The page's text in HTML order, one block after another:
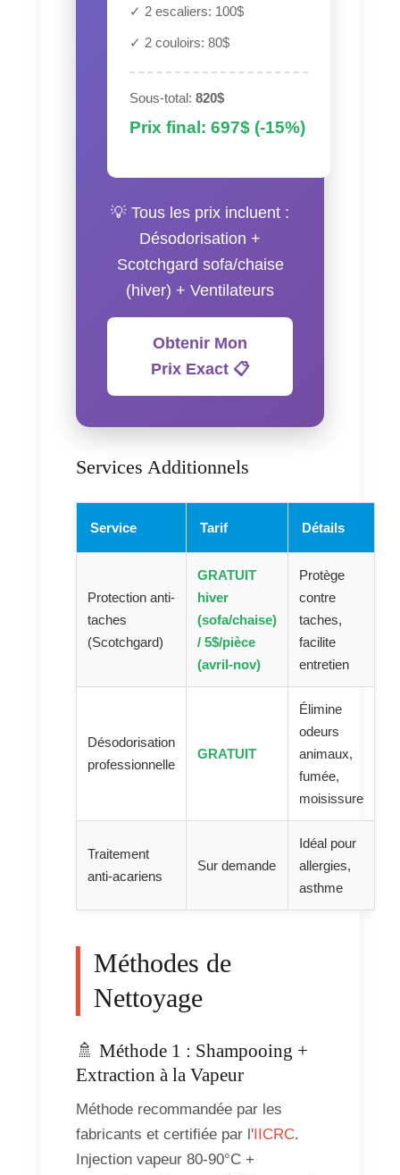
✓ 2 escaliers: 100$
✓ 2 couloirs: 80$
Sous-total: 820$
Prix final: 697$ (-15%)
💡 Tous les prix incluent :
Désodorisation +
Scotchgard sofa/chaise
(hiver) + Ventilateurs
Obtenir Mon
Prix Exact 📋
Services Additionnels
Service Tarif Détails
Protection anti-
taches
(Scotchgard)
GRATUIT
hiver
(sofa/chaise)
/ 5$/pièce
(avril-nov)
Protège
contre
taches,
facilite
entretien
Désodorisation
professionnelle
GRATUIT
Élimine
odeurs
animaux,
fumée,
moisissure
Traitement
anti-acariens
Sur demande
Idéal pour
allergies,
asthme
Méthodes de
Nettoyage
🚿 Méthode 1 : Shampooing +
Extraction à la Vapeur
Méthode recommandée par les
fabricants et certifiée par l'IICRC.
Injection vapeur 80-90°C +